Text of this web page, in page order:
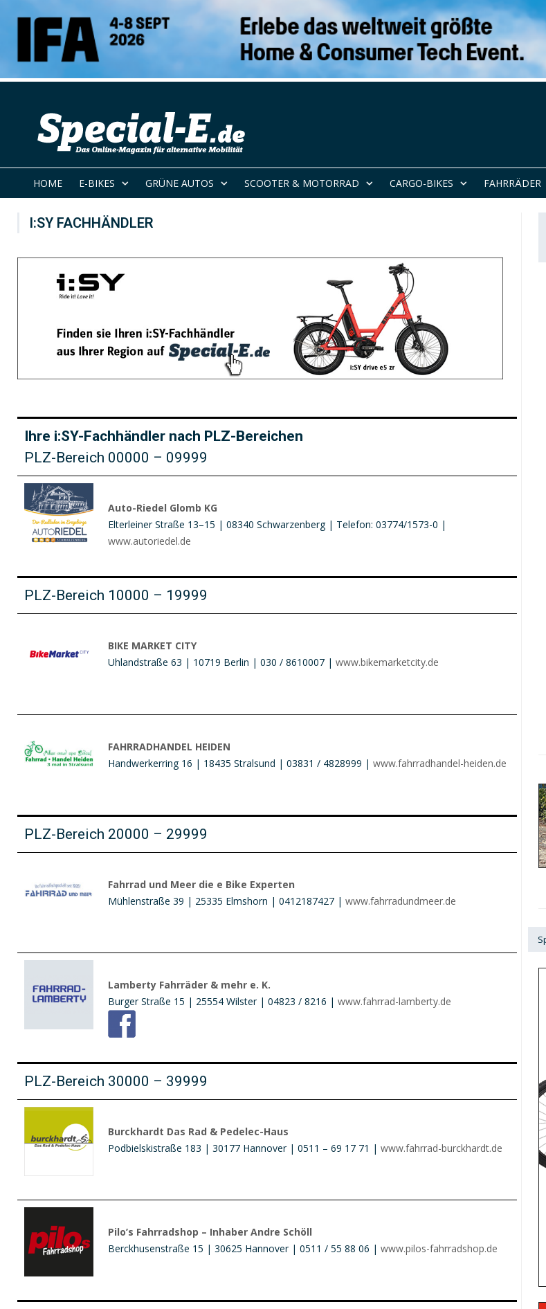
HOME E-BIKES GRÜNE AUTOS SCOOTER & MOTORRAD CARGO-BIKES FAHRRÄDER
I:SY FACHHÄNDLER
Ihre i:SY-Fachhändler nach PLZ-Bereichen
PLZ-Bereich 00000 – 09999
Auto-Riedel Glomb KG
Elterleiner Straße 13–15 | 08340 Schwarzenberg | Telefon: 03774/1573-0 |
www.autoriedel.de
PLZ-Bereich 10000 – 19999
BIKE MARKET CITY
Uhlandstraße 63 | 10719 Berlin | 030 / 8610007 | www.bikemarketcity.de
FAHRRADHANDEL HEIDEN
Handwerkerring 16 | 18435 Stralsund | 03831 / 4828999 | www.fahrradhandel-heiden.de
PLZ-Bereich 20000 – 29999
Fahrrad und Meer die e Bike Experten
Mühlenstraße 39 | 25335 Elmshorn | 0412187427 | www.fahrradundmeer.de
Lamberty Fahrräder & mehr e. K.
Burger Straße 15 | 25554 Wilster | 04823 / 8216 | www.fahrrad-lamberty.de
PLZ-Bereich 30000 – 39999
Burckhardt Das Rad & Pedelec-Haus
Podbielskistraße 183 | 30177 Hannover | 0511 – 69 17 71 | www.fahrrad-burckhardt.de
Pilo’s Fahrradshop – Inhaber Andre Schöll
Berckhusenstraße 15 | 30625 Hannover | 0511 / 55 88 06 | www.pilos-fahrradshop.de